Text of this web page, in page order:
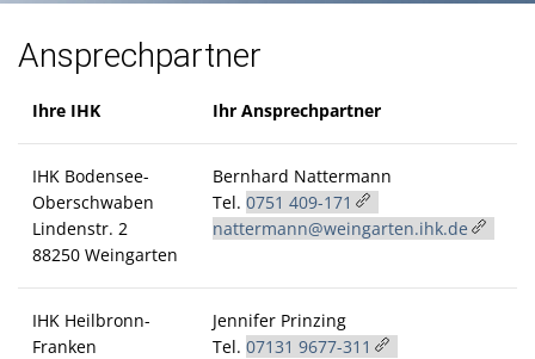
Ansprechpartner
Ihre IHK Ihr Ansprechpartner
IHK Bodensee-
Oberschwaben
Lindenstr. 2
88250 Weingarten
Bernhard Nattermann
Tel. 0751 409-171
nattermann@weingarten.ihk.de
IHK Heilbronn-
Franken
Jennifer Prinzing
Tel. 07131 9677-311